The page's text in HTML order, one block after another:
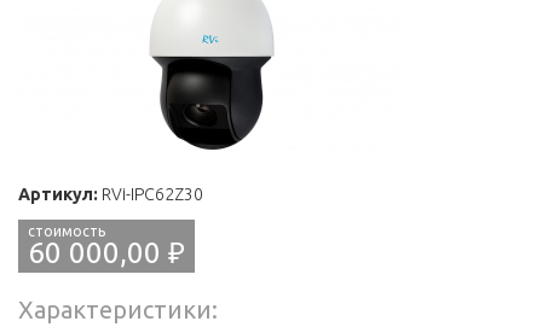
Артикул: RVi-IPC62Z30
60 000,00 ₽
Характеристики